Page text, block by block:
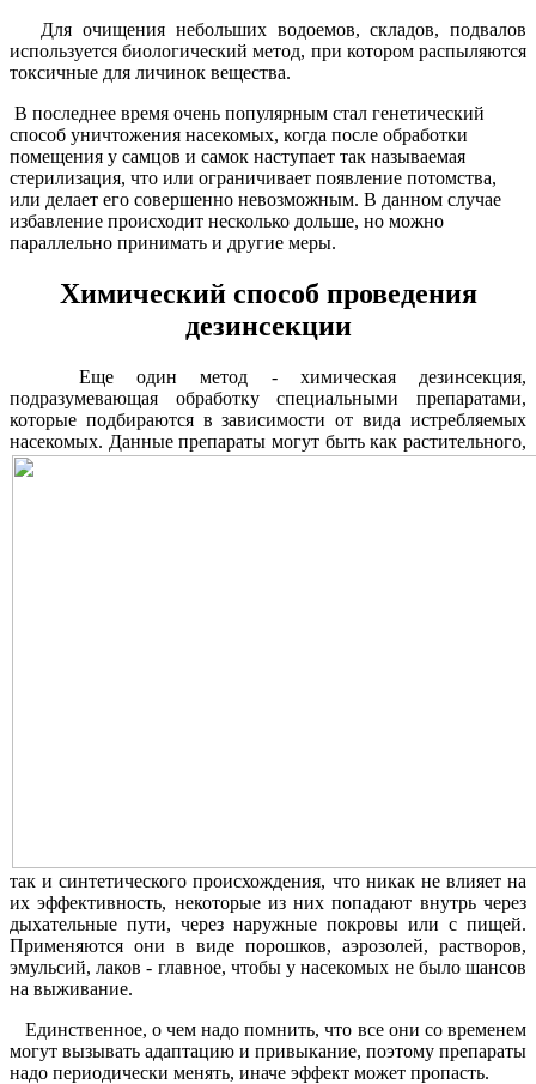
Для очищения небольших водоемов, складов, подвалов
используется биологический метод, при котором распыляются
токсичные для личинок вещества.
В последнее время очень популярным стал генетический
способ уничтожения насекомых, когда после обработки
помещения у самцов и самок наступает так называемая
стерилизация, что или ограничивает появление потомства,
или делает его совершенно невозможным. В данном случае
избавление происходит несколько дольше, но можно
параллельно принимать и другие меры.
Химический способ проведения
дезинсекции
Еще один метод - химическая дезинсекция,
подразумевающая обработку специальными препаратами,
которые подбираются в зависимости от вида истребляемых
насекомых. Данные препараты могут быть как растительного,
так и синтетического происхождения, что никак не влияет на
их эффективность, некоторые из них попадают внутрь через
дыхательные пути, через наружные покровы или с пищей.
Применяются они в виде порошков, аэрозолей, растворов,
эмульсий, лаков - главное, чтобы у насекомых не было шансов
на выживание.
Единственное, о чем надо помнить, что все они со временем
могут вызывать адаптацию и привыкание, поэтому препараты
надо периодически менять, иначе эффект может пропасть.